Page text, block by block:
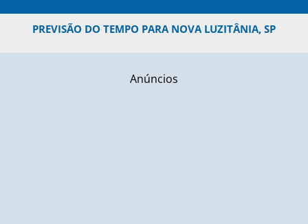
PREVISÃO DO TEMPO PARA NOVA LUZITÂNIA, SP
Anúncios